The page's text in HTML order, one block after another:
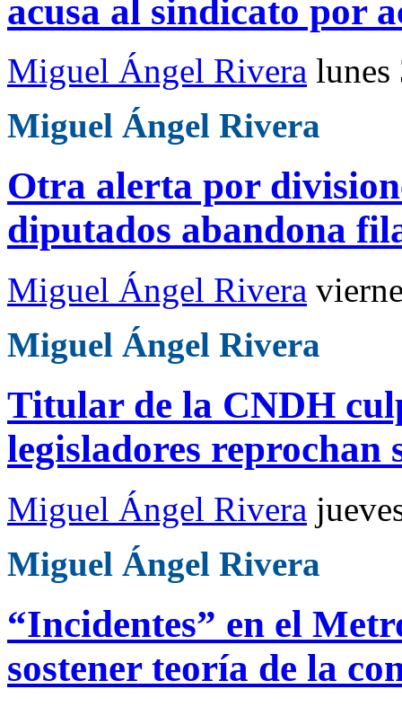
acusa al sindicato por
Miguel Ángel Rivera lunes
Miguel Ángel Rivera
Otra alerta por
diputados abandona
Miguel Ángel Rivera
Miguel Ángel Rivera
Titular de la CNDH
legisladores reprochan
Miguel Ángel Rivera
Miguel Ángel Rivera
“Incidentes” en el
sostener teoría de la